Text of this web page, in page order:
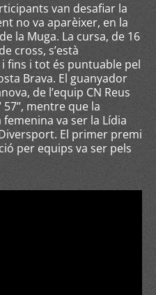
van desafiar la
no va aparèixer, en la
la Muga. La cursa, de 16
cross, s’està
fins i tot és puntuable pel
Brava. El guanyador
de l’equip CN Reus
mentre que la
va ser la Lídia
Diversport. El primer premi
per equips va ser pels